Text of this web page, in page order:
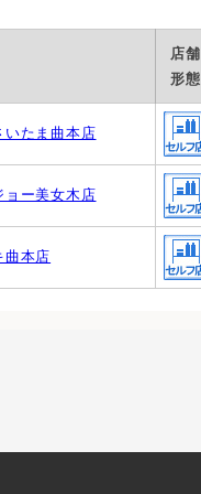
店舗
形態
いたま曲本店
ョー美女木店
曲本店